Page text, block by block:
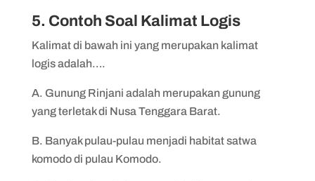
5. Contoh Soal Kalimat Logis
Kalimat di bawah ini yang merupakan kalimat
logis adalah….
A. Gunung Rinjani adalah merupakan gunung
yang terletak di Nusa Tenggara Barat.
B. Banyak pulau-pulau menjadi habitat satwa
komodo di pulau Komodo.